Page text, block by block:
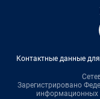
Контактные данные
Зарегистрировано
информационных